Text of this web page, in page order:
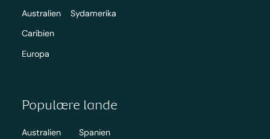
Australien
Caribien
Europa
Sydamerika
Populære lande
Australien
Spanien